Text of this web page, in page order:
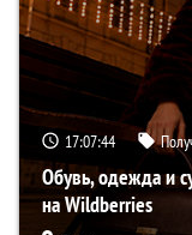
17:07:43
Обувь, одежда и
на Wildberries